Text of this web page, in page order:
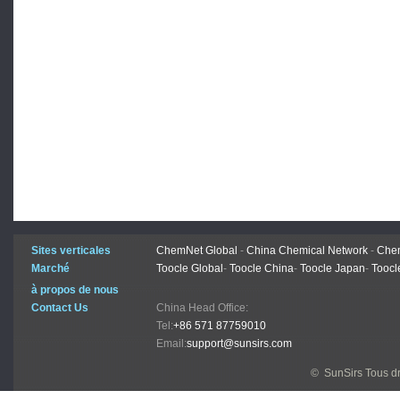
Sites verticales ChemNet Global - China Chemical Network -
Marché
Toocle Global - Toocle China- Toocle Japan-
à propos de nous
Contact Us
China Head Office:
Tel:+86 571 87759010
Email:support@sunsirs.com
© SunSirs Tous